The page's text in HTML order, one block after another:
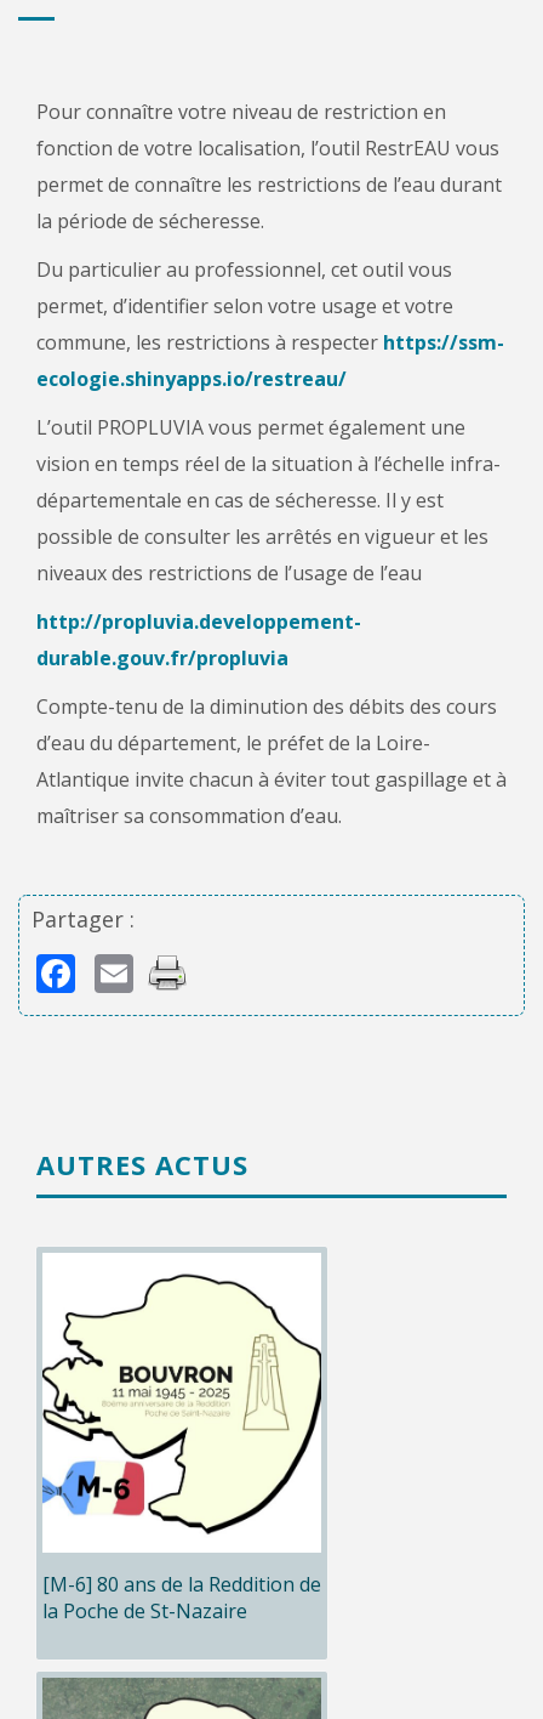
Pour connaître votre niveau de restriction en
fonction de votre localisation, l’outil RestrEAU vous
permet de connaître les restrictions de l’eau durant
la période de sécheresse.
Du particulier au professionnel, cet outil vous
permet, d’identifier selon votre usage et votre
commune, les restrictions à respecter https://ssm-
ecologie.shinyapps.io/restreau/
L’outil PROPLUVIA vous permet également une
vision en temps réel de la situation à l’échelle infra-
départementale en cas de sécheresse. Il y est
possible de consulter les arrêtés en vigueur et les
niveaux des restrictions de l’usage de l’eau
http://propluvia.developpement-
durable.gouv.fr/propluvia
Compte-tenu de la diminution des débits des cours
d’eau du département, le préfet de la Loire-
Atlantique invite chacun à éviter tout gaspillage et à
maîtriser sa consommation d’eau.
Partager :
Facebook
Email
AUTRES ACTUS
[M-6] 80 ans de la Reddition de
la Poche de St-Nazaire